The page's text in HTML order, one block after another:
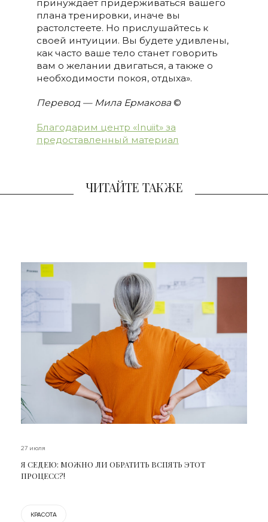
принуждает придерживаться вашего
плана тренировки, иначе вы
растолстеете. Но прислушайтесь к
своей интуиции. Вы будете удивлены,
как часто ваше тело станет говорить
вам о желании двигаться, а также о
необходимости покоя, отдыха».
Перевод — Мила Ермакова©
Благодарим центр «Inuiit» за
предоставленный материал
ЧИТАЙТЕ ТАКЖЕ
27 июля
Я СЕДЕЮ: МОЖНО ЛИ ОБРАТИТЬ ВСПЯТЬ ЭТОТ
ПРОЦЕСС?!
КРАСОТА